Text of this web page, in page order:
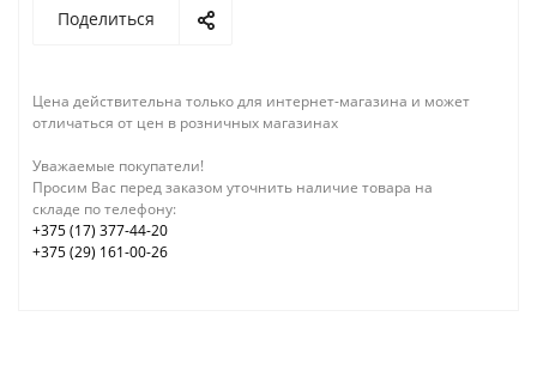
Поделиться
Цена действительна только для интернет-магазина и может
отличаться от цен в розничных магазинах
Уважаемые покупатели!
Просим Вас перед заказом уточнить наличие товара на
складе по телефону:
+375 (17) 377-44-20
+375 (29) 161-00-26